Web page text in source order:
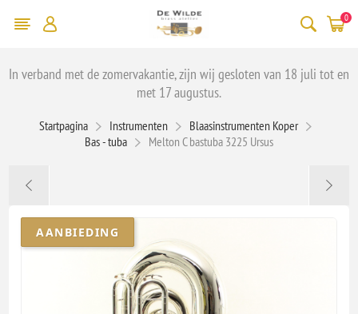
0
In verband met de zomervakantie, zijn wij gesloten van 18 juli tot en
met 17 augustus.
Startpagina Instrumenten
Blaasinstrumenten Koper
Bas - tuba
Melton C bastuba 3225 Ursus
AANBIEDING